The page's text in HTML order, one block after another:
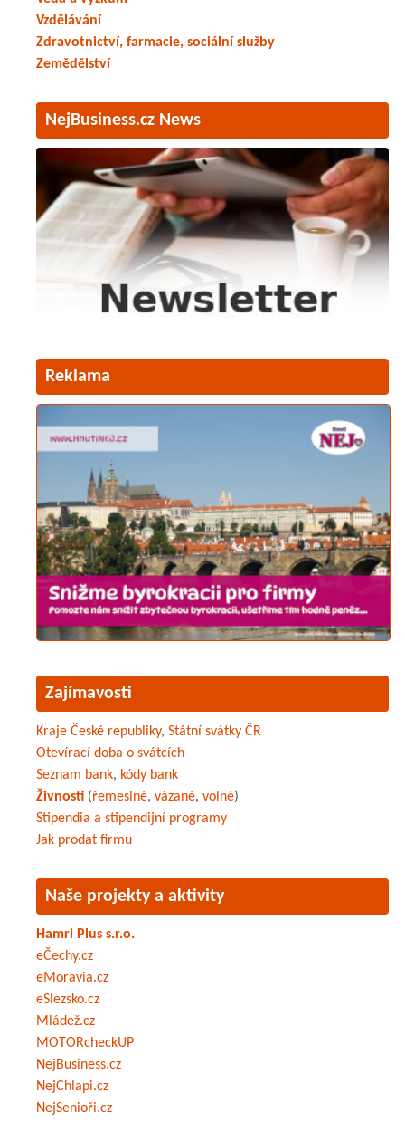
Vzdělávání
Zdravotnictví, farmacie, sociální služby
Zemědělství
NejBusiness.cz News
Reklama
Zajímavosti
Kraje České republiky, Státní svátky ČR
Otevírací doba o svátcích
Seznam bank, kódy bank
Živnosti (řemeslné, vázané, volné)
Stipendia a stipendijní programy
Jak prodat firmu
Naše projekty a aktivity
Hamri Plus s.r.o.
eČechy.cz
eMoravia.cz
eSlezsko.cz
Mládež.cz
MOTORcheckUP
NejBusiness.cz
NejChlapi.cz
NejSenioři.cz